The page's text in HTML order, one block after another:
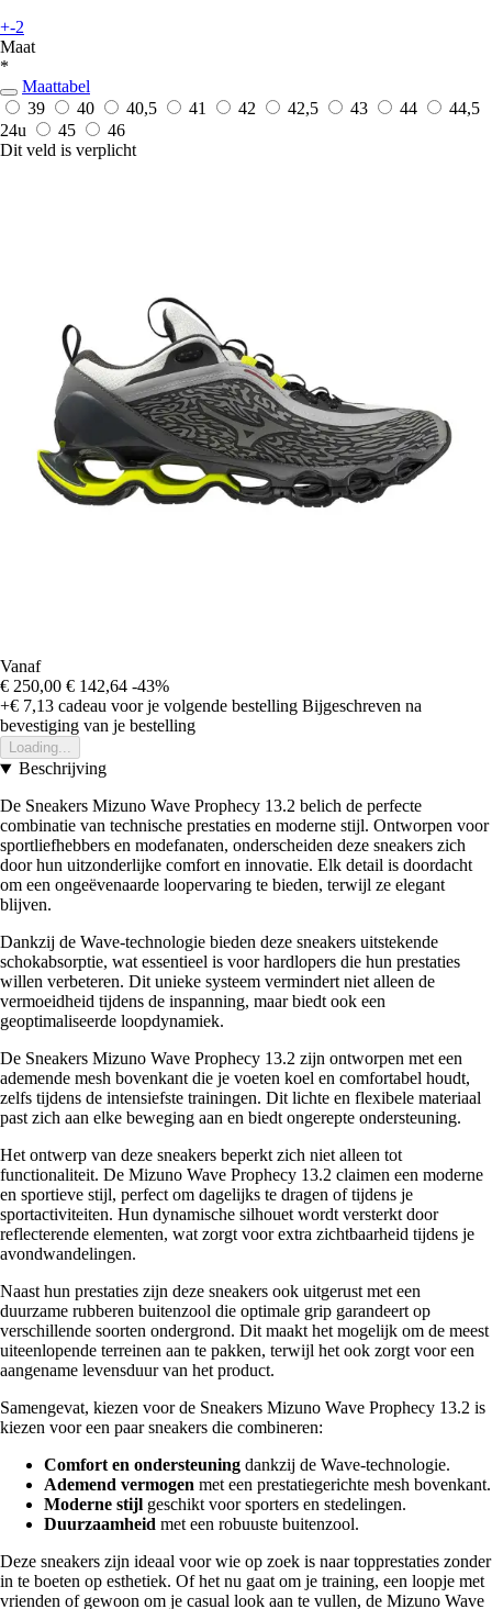
+-2
Maat
*
Maattabel
39
40 40,5 41 42 42,5 43 44
44,5
24u
45
46
Dit veld is verplicht
Vanaf
€ 250,00 € 142,64 -43%
+€ 7,13 cadeau voor je volgende bestelling Bijgeschreven na
bevestiging van je bestelling
Loading...
Beschrijving
De Sneakers Mizuno Wave Prophecy 13.2 belich de perfecte
combinatie van technische prestaties en moderne stijl. Ontworpen voor
sportliefhebbers en modefanaten, onderscheiden deze sneakers zich
door hun uitzonderlijke comfort en innovatie. Elk detail is doordacht
om een ongeëvenaarde loopervaring te bieden, terwijl ze elegant
blijven.
Dankzij de Wave-technologie bieden deze sneakers uitstekende
schokabsorptie, wat essentieel is voor hardlopers die hun prestaties
willen verbeteren. Dit unieke systeem vermindert niet alleen de
vermoeidheid tijdens de inspanning, maar biedt ook een
geoptimaliseerde loopdynamiek.
De Sneakers Mizuno Wave Prophecy 13.2 zijn ontworpen met een
ademende mesh bovenkant die je voeten koel en comfortabel houdt,
zelfs tijdens de intensiefste trainingen. Dit lichte en flexibele materiaal
past zich aan elke beweging aan en biedt ongerepte ondersteuning.
Het ontwerp van deze sneakers beperkt zich niet alleen tot
functionaliteit. De Mizuno Wave Prophecy 13.2 claimen een moderne
en sportieve stijl, perfect om dagelijks te dragen of tijdens je
sportactiviteiten. Hun dynamische silhouet wordt versterkt door
reflecterende elementen, wat zorgt voor extra zichtbaarheid tijdens je
avondwandelingen.
Naast hun prestaties zijn deze sneakers ook uitgerust met een
duurzame rubberen buitenzool die optimale grip garandeert op
verschillende soorten ondergrond. Dit maakt het mogelijk om de meest
uiteenlopende terreinen aan te pakken, terwijl het ook zorgt voor een
aangename levensduur van het product.
Samengevat, kiezen voor de Sneakers Mizuno Wave Prophecy 13.2 is
kiezen voor een paar sneakers die combineren:
Comfort en ondersteuning dankzij de Wave-technologie.
Ademend vermogen met een prestatiegerichte mesh bovenkant.
Moderne stijl geschikt voor sporters en stedelingen.
Duurzaamheid met een robuuste buitenzool.
Deze sneakers zijn ideaal voor wie op zoek is naar topprestaties zonder
in te boeten op esthetiek. Of het nu gaat om je training, een loopje met
vrienden of gewoon om je casual look aan te vullen, de Mizuno Wave